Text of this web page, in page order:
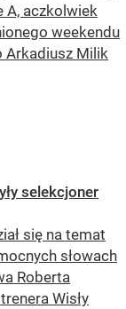
A, aczkolwiek
weekendu
Arkadiusz Milik
selekcjoner
się na temat
słowach
Roberta
Wisły